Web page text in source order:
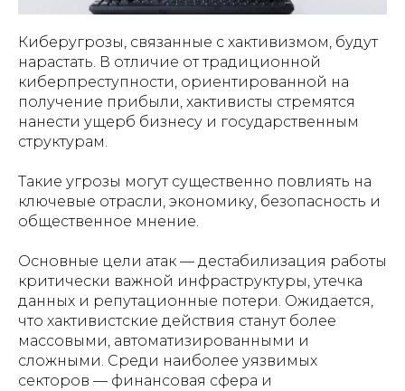
Киберугрозы, связанные с хактивизмом, будут
нарастать. В отличие от традиционной
киберпреступности, ориентированной на
получение прибыли, хактивисты стремятся
нанести ущерб бизнесу и государственным
структурам.
Такие угрозы могут существенно повлиять на
ключевые отрасли, экономику, безопасность и
общественное мнение.
Основные цели атак — дестабилизация работы
критически важной инфраструктуры, утечка
данных и репутационные потери. Ожидается,
что хактивистские действия станут более
массовыми, автоматизированными и
сложными. Среди наиболее уязвимых
секторов — финансовая сфера и